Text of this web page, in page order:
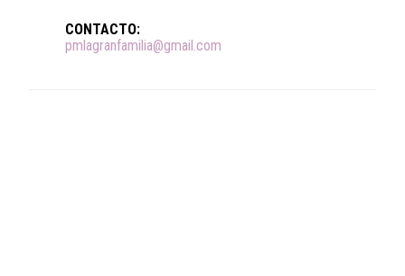
CONTACTO:
pmlagranfamilia@gmail.com